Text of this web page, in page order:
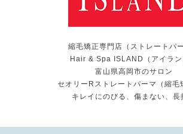
縮毛矯正専門店（ストレートパー
Hair & Spa ISLAND（アイラン
富山県高岡市のサロン
セオリーRストレートパーマ（縮毛
キレイにのびる、傷まない、長